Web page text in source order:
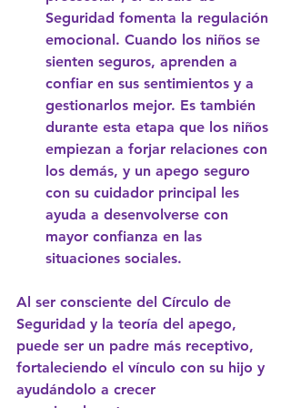
Seguridad fomenta la regulación
emocional. Cuando los niños se
sienten seguros, aprenden a
confiar en sus sentimientos y a
gestionarlos mejor. Es también
durante esta etapa que los niños
empiezan a forjar relaciones con
los demás, y un apego seguro
con su cuidador principal les
ayuda a desenvolverse con
mayor confianza en las
situaciones sociales.
Al ser consciente del Círculo de
Seguridad y la teoría del apego,
puede ser un padre más receptivo,
fortaleciendo el vínculo con su hijo y
ayudándolo a crecer